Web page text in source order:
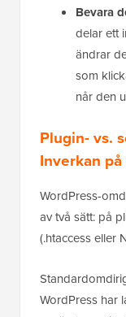
Bevara
delar ett
ändrar
som
når den
Plugin- vs.
Inverkan
WordPress-
av två sätt: på
(.htaccess eller
WordPress har